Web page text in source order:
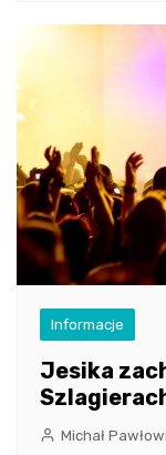
Informacje
Jesika
Michał